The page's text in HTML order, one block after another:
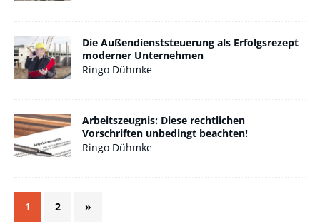
Die Außendienststeuerung als Erfolgsrezept
moderner Unternehmen
Ringo Dühmke
Arbeitszeugnis: Diese rechtlichen
Vorschriften unbedingt beachten!
Ringo Dühmke
1 2 »